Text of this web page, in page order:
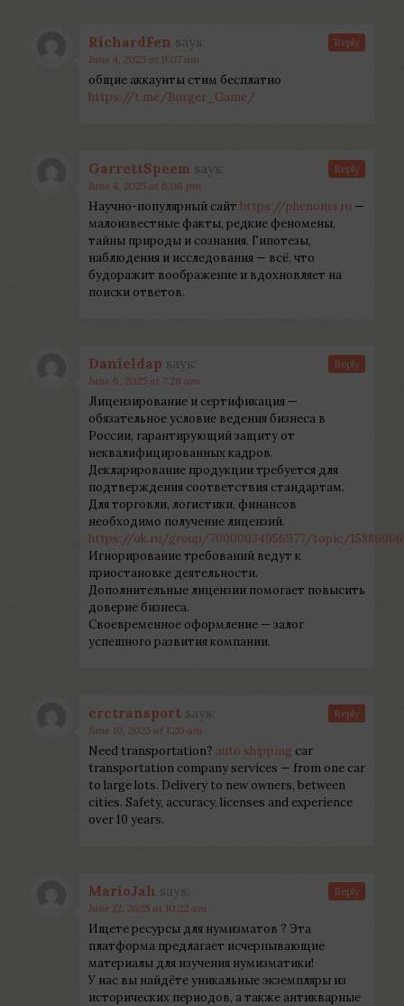
RichardFen says:
June 4, 2025 at 9:07 am
общие аккаунты стим бесплатно
https://t.me/Burger_Game/
Reply
GarrettSpeem says:
June 4, 2025 at 6:08 pm
Научно-популярный сайт https://phenoma.ru —
малоизвестные факты, редкие феномены,
тайны природы и сознания. Гипотезы,
наблюдения и исследования — всё, что
будоражит воображение и вдохновляет на
поиски ответов.
Reply
Danieldap says:
June 6, 2025 at 7:28 am
Лицензирование и сертификация —
обязательное условие ведения бизнеса в
России, гарантирующий защиту от
неквалифицированных кадров.
Декларирование продукции требуется для
подтверждения соответствия стандартам.
Для торговли, логистики, финансов
необходимо получение лицензий.
https://ok.ru/group/70000034956977/topic/
Игнорирование требований ведут к
приостановке деятельности.
Дополнительные лицензии помогает повысить
доверие бизнеса.
Своевременное оформление — залог
успешного развития компании.
Reply
crctransport says:
June 10, 2025 at 1:20 am
Need transportation? auto shipping car
transportation company services — from one car
to large lots. Delivery to new owners, between
cities. Safety, accuracy, licenses and experience
over 10 years.
Reply
MarioJah says:
June 12, 2025 at 10:22 am
Ищете ресурсы для нумизматов ? Эта
платформа предлагает исчерпывающие
материалы для изучения нумизматики!
У нас вы найдёте уникальные экземпляры из
исторических периодов, а также антикварные
Reply